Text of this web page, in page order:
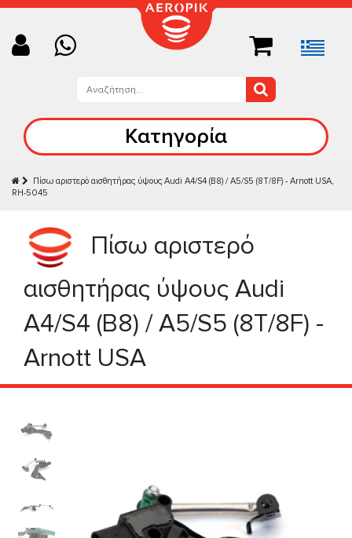
Κατηγορία
Πίσω αριστερό αισθητήρας ύψους Audi A4/S4 (B8) / A5/S5 (8T/8F) - Arnott USA,
RH-5045
Πίσω αριστερό
αισθητήρας ύψους Audi
A4/S4 (B8) / A5/S5 (8T/8F) -
Arnott USA